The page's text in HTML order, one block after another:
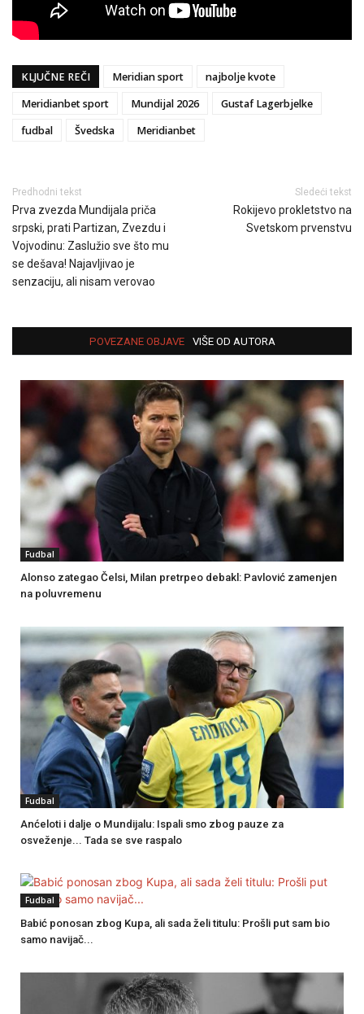
KLJUČNE REČI Meridian sport
najbolje kvote
Meridianbet sport
Mundijal 2026
Gustaf Lagerbjelke
fudbal
Švedska Meridianbet
Predhodni tekst
Prva zvezda Mundijala priča
srpski, prati Partizan, Zvezdu i
Vojvodinu: Zaslužio sve što mu
se dešava! Najavljivao je
senzaciju, ali nisam verovao
Sledeći tekst
Rokijevo prokletstvo na
Svetskom prvenstvu
POVEZANE OBJAVE VIŠE OD AUTORA
Fudbal
Alonso zategao Čelsi, Milan pretrpeo debakl: Pavlović zamenjen
na poluvremenu
Fudbal
Anćeloti i dalje o Mundijalu: Ispali smo zbog pauze za
osveženje... Tada se sve raspalo
Fudbal
Babić ponosan zbog Kupa, ali sada želi titulu: Prošli put sam bio
samo navijač...